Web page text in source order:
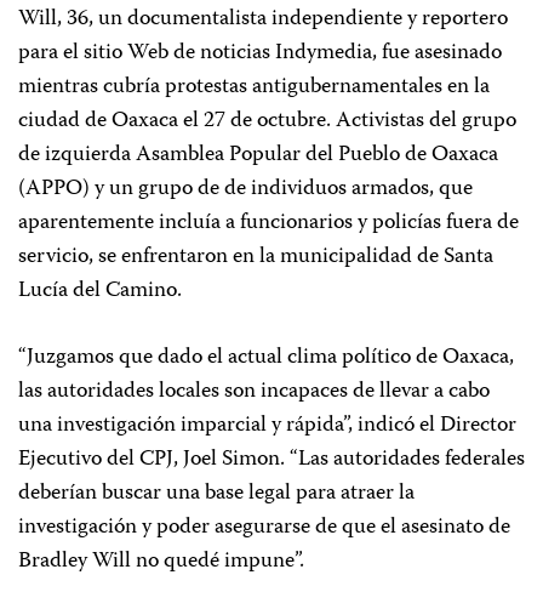
Will, 36, un documentalista independiente y reportero
para el sitio Web de noticias Indymedia, fue asesinado
mientras cubría protestas antigubernamentales en la
ciudad de Oaxaca el 27 de octubre. Activistas del grupo
de izquierda Asamblea Popular del Pueblo de Oaxaca
(APPO) y un grupo de de individuos armados, que
aparentemente incluía a funcionarios y policías fuera de
servicio, se enfrentaron en la municipalidad de Santa
Lucía del Camino.
“Juzgamos que dado el actual clima político de Oaxaca,
las autoridades locales son incapaces de llevar a cabo
una investigación imparcial y rápida”, indicó el Director
Ejecutivo del CPJ, Joel Simon. “Las autoridades federales
deberían buscar una base legal para atraer la
investigación y poder asegurarse de que el asesinato de
Bradley Will no quedé impune”.